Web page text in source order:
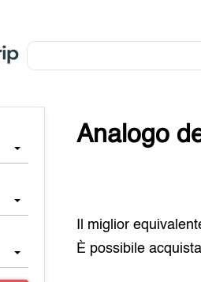
Analogo
Il miglior
È possibile